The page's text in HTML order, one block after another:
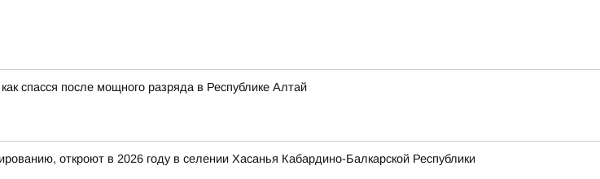
спасся после мощного разряда в Республике Алтай
откроют в 2026 году в селении Хасанья Кабардино-Балкарской Республики